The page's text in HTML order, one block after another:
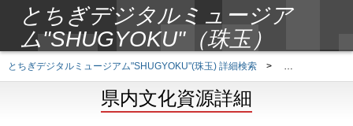
とちぎデジタルミュージア
ム"SHUGYOKU"（珠玉）
とちぎデジタルミュージアム"SHUGYOKU"(珠玉) 詳細検索 > 県内文化資源詳
県内文化資源詳細